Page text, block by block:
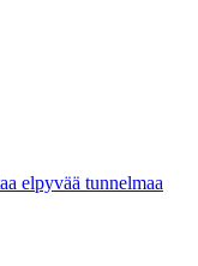
elpyvää tunnelmaa